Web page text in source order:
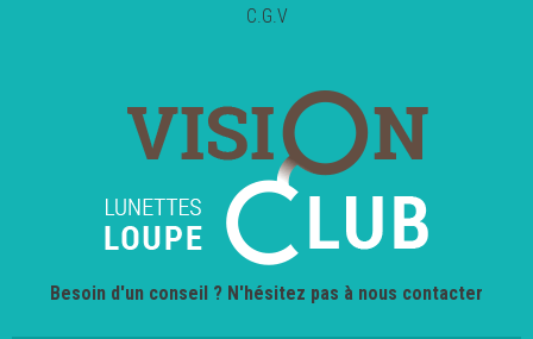
C.G.V
Besoin d'un conseil ? N'hésitez pas à nous contacter